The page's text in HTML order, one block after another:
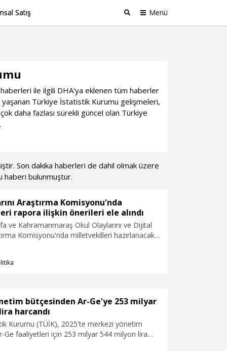
Satış Menü
ile ilgili DHA'ya eklenen tüm haberler
Türkiye İstatistik Kurumu gelişmeleri,
daha fazlası sürekli güncel olan Türkiye
Son dakika haberleri de dahil olmak üzere
haberi bulunmuştur.
Araştırma Komisyonu'nda
rapora ilişkin önerileri ele alındı
ve Kahramanmaraş Okul Olaylarını ve Dijital
Komisyonu'nda milletvekilleri hazırlanacak
erken ulaşabilen bir sistem, RTÜK Yasası ve
bütçesinden Ar-Ge'ye 253 milyar
harcandı
Kurumu (TÜİK), 2025'te merkezi yönetim
Ge faaliyetleri için 253 milyar 544 milyon lira